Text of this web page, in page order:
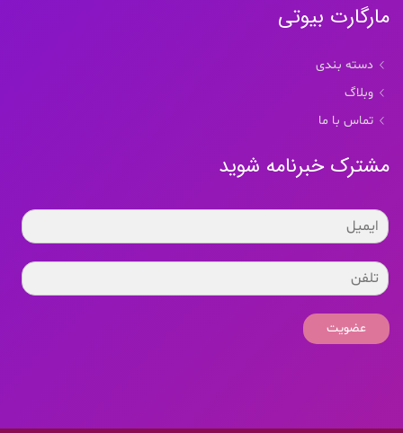
مارگارت بیوتی
دسته بندی
وبلاگ
تماس با ما
مشترک خبرنامه شوید
عضویت